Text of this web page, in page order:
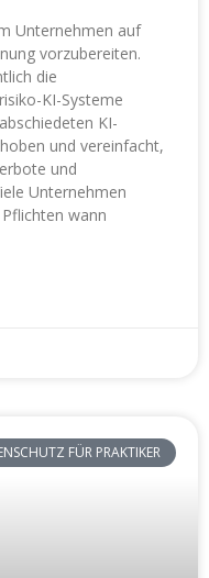
Unternehmen auf
vorzubereiten.
die
KI-Systeme
KI-
und vereinfacht,
und
Unternehmen
wann
FÜR PRAKTIKER